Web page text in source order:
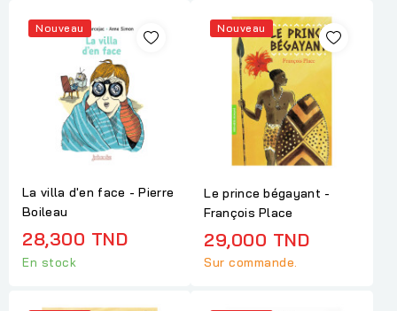
Nouveau
La villa d'en face - Pierre
Boileau
28,300 TND
En stock
Nouveau
Le prince bégayant -
François Place
29,000 TND
Sur commande.